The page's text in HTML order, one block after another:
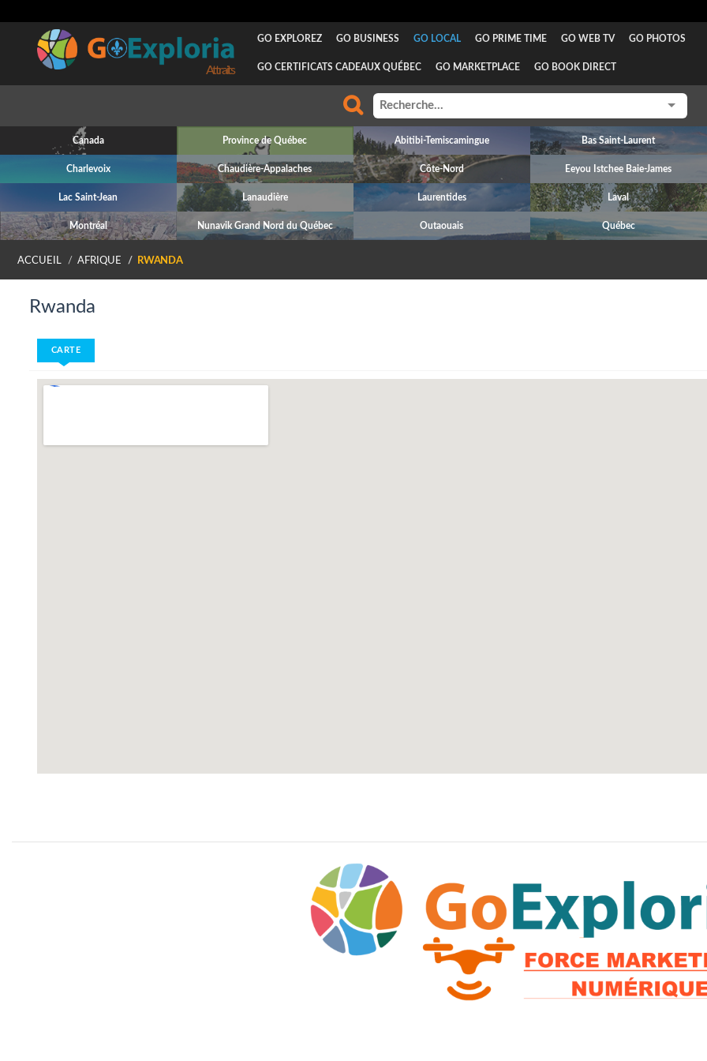
Attraits
GO EXPLOREZ GO BUSINESS GO LOCAL GO PRIME TIME GO WEB TV GO PHOTOS
GO CERTIFICATS CADEAUX QUÉBEC GO MARKETPLACE GO BOOK DIRECT
Canada Province de Québec Abitibi-Temiscamingue Bas Saint-Laurent
Charlevoix Chaudière-Appalaches Côte-Nord Eeyou Istchee Baie-James
Lac Saint-Jean Lanaudière Laurentides Laval
Montréal Nunavik Grand Nord du Québec Outaouais Québec
ACCUEIL AFRIQUE RWANDA
Rwanda
CARTE